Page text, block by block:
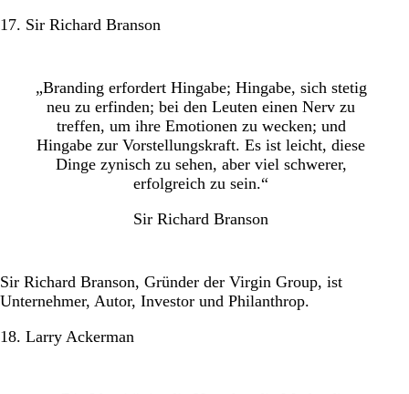
17. Sir Richard Branson
„Branding erfordert Hingabe; Hingabe, sich stetig
neu zu erfinden; bei den Leuten einen Nerv zu
treffen, um ihre Emotionen zu wecken; und
Hingabe zur Vorstellungskraft. Es ist leicht, diese
Dinge zynisch zu sehen, aber viel schwerer,
erfolgreich zu sein.“
Sir Richard Branson
Sir Richard Branson, Gründer der Virgin Group, ist
Unternehmer, Autor, Investor und Philanthrop.
18. Larry Ackerman